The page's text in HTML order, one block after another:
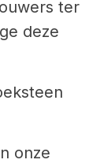
ter
deze
onze